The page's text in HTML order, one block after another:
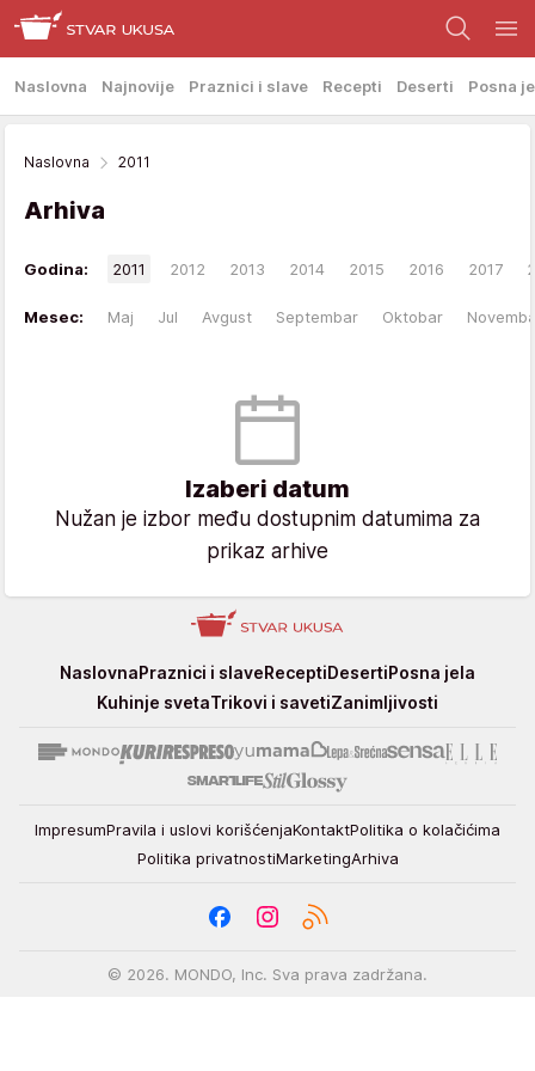
Naslovna Najnovije Praznici i slave Recepti Deserti Posna
Naslovna 2011
Arhiva
Godina: 2011 2012 2013 2014 2015 2016 2017
Mesec: Maj Jul Avgust Septembar Oktobar
Izaberi datum
Nužan je izbor među dostupnim datumima za
prikaz arhive
StvarNaslovnaPraznici i slaveReceptiDesertiPosna jela
Kuhinje svetaTrikovi i savetiZanimljivosti
ImpresumPravila i uslovi korišćenjaKontaktPolitika o kolačićima
Politika privatnostiMarketingArhiva
© 2026. MONDO, Inc. Sva prava zadržana.